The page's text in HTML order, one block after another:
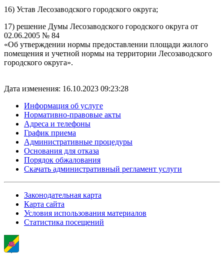
16) Устав Лесозаводского городского округа;
17) решение Думы Лесозаводского городского округа от
02.06.2005 № 84
«Об утверждении нормы предоставлении площади жилого
помещения и учетной нормы на территории Лесозаводского
городского округа».
Дата изменения: 16.10.2023 09:23:28
Информация об услуге
Нормативно-правовые акты
Адреса и телефоны
График приема
Административные процедуры
Основания для отказа
Порядок обжалования
Скачать административный регламент услуги
Законодательная карта
Карта сайта
Условия использования материалов
Статистика посещений